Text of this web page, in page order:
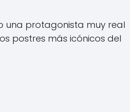
una protagonista muy real
postres más icónicos del